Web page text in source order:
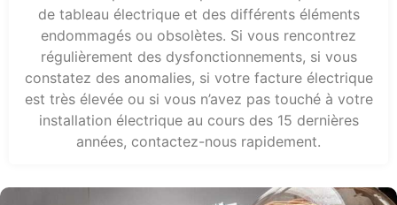
de tableau électrique et des différents éléments
endommagés ou obsolètes. Si vous rencontrez
régulièrement des dysfonctionnements, si vous
constatez des anomalies, si votre facture électrique
est très élevée ou si vous n’avez pas touché à votre
installation électrique au cours des 15 dernières
années, contactez-nous rapidement.